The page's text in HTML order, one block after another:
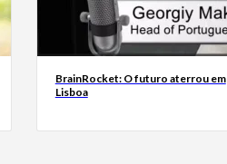
BrainRocket: O futuro aterrou em
Lisboa